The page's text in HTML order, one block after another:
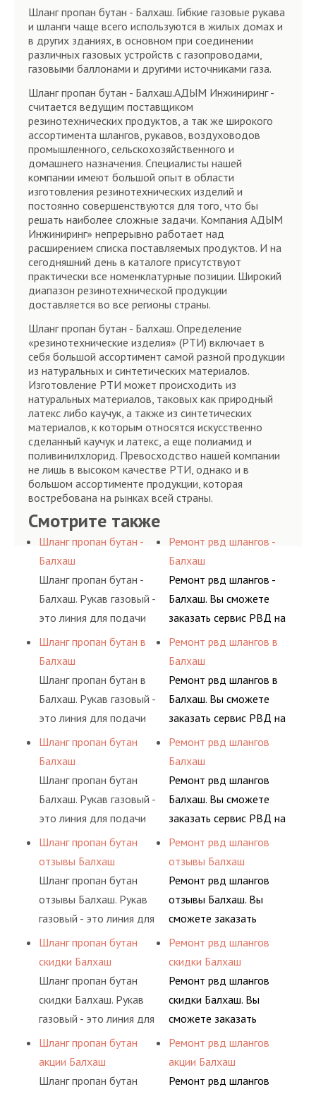
Шланг пропан бутан - Балхаш. Гибкие газовые рукава
и шланги чаще всего используются в жилых домах и
в других зданиях, в основном при соединении
различных газовых устройств с газопроводами,
газовыми баллонами и другими источниками газа.
Шланг пропан бутан - Балхаш.АДЫМ Инжиниринг -
считается ведущим поставщиком
резинотехнических продуктов, а так же широкого
ассортимента шлангов, рукавов, воздуховодов
промышленного, сельскохозяйственного и
домашнего назначения. Специалисты нашей
компании имеют большой опыт в области
изготовления резинотехнических изделий и
постоянно совершенствуются для того, что бы
решать наиболее сложные задачи. Компания АДЫМ
Инжиниринг» непрерывно работает над
расширением списка поставляемых продуктов. И на
сегодняшний день в каталоге присутствуют
практически все номенклатурные позиции. Широкий
диапазон резинотехнической продукции
доставляется во все регионы страны.
Шланг пропан бутан - Балхаш. Определение
«резинотехнические изделия» (РТИ) включает в
себя большой ассортимент самой разной продукции
из натуральных и синтетических материалов.
Изготовление РТИ может происходить из
натуральных материалов, таковых как природный
латекс либо каучук, а также из синтетических
материалов, к которым относятся искусственно
сделанный каучук и латекс, а еще полиамид и
поливинилхлорид. Превосходство нашей компании
не лишь в высоком качестве РТИ, однако и в
большом ассортименте продукции, которая
востребована на рынках всей страны.
Смотрите также
Шланг пропан бутан -
Балхаш
Шланг пропан бутан -
Балхаш. Рукав газовый -
это линия для подачи
сжатого воздуха и
различных типов
сжиженного газа
(кислород, аргон, метан,
пропан, бутан,
определенными
Шланг пропан бутан в
Балхаш
Шланг пропан бутан в
Балхаш. Рукав газовый -
это линия для подачи
сжатого воздуха и
различных типов
сжиженного газа
(кислород, аргон, метан,
пропан, бутан,
определенными
Шланг пропан бутан
Балхаш
Шланг пропан бутан
Балхаш. Рукав газовый -
это линия для подачи
сжатого воздуха и
различных типов
сжиженного газа
(кислород, аргон, метан,
пропан, бутан,
определенными
элементами системы.
Шланг пропан бутан
отзывы Балхаш
Шланг пропан бутан
отзывы Балхаш. Рукав
газовый - это линия для
подачи сжатого
воздуха и различных
типов сжиженного газа
(кислород, аргон, метан,
пропан, бутан,
определенными
элементами системы.
Шланг пропан бутан
скидки Балхаш
Шланг пропан бутан
скидки Балхаш. Рукав
газовый - это линия для
подачи сжатого
воздуха и различных
типов сжиженного газа
Шланг пропан бутан
акции Балхаш
Шланг пропан бутан
Ремонт рвд шлангов -
Балхаш
Ремонт рвд шлангов -
Балхаш. Вы сможете
заказать сервис РВД на
разовой основе либо на
условиях
долговременного
комплексного
обслуживания
предприятия.
Ремонт рвд шлангов в
Балхаш
Ремонт рвд шлангов в
Балхаш. Вы сможете
заказать сервис РВД на
разовой основе либо на
условиях
долговременного
комплексного
обслуживания
предприятия.
Ремонт рвд шлангов
Балхаш
Ремонт рвд шлангов
Балхаш. Вы сможете
заказать сервис РВД на
разовой основе либо на
условиях
долговременного
комплексного
обслуживания
предприятия.
Ремонт рвд шлангов
отзывы Балхаш
Ремонт рвд шлангов
отзывы Балхаш. Вы
сможете заказать
сервис РВД на разовой
основе либо на
условиях
долговременного
комплексного
гидросистем Вашего
предприятия.
Ремонт рвд шлангов
скидки Балхаш
Ремонт рвд шлангов
скидки Балхаш. Вы
сможете заказать
сервис РВД на разовой
основе либо на
условиях
Ремонт рвд шлангов
акции Балхаш
Ремонт рвд шлангов